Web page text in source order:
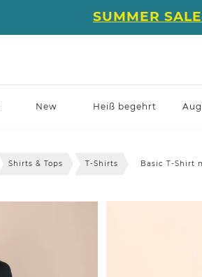
SUMMER SALE
New Heiß begehrt
Shirts & Tops T-Shirts Basic T-Shirt